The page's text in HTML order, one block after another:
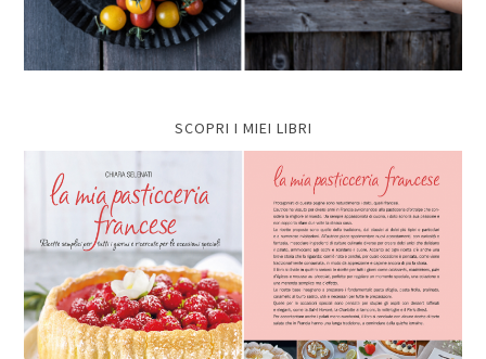
SCOPRI I MIEI LIBRI